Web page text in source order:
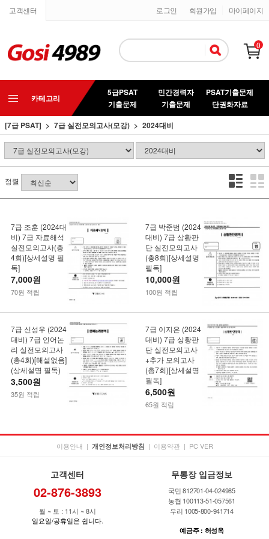
고객센터 마이페이지
회원가입
로그인
0
카테고리
5급PSAT
기출문제
민간경력자
기출문제
PSAT기출문제
단권화자료
[7급 PSAT]
7급 실전모의고사(모강) 2024대비
정렬
7급 조훈 (2024대
비) 7급 자료해석
실전모의고사(총
4회)[상세설명 필
독]
7,000원
70원 적립
7급 박준범 (2024
대비) 7급 상황판
단 실전모의고사
(총8회)[상세설명
필독]
10,000원
100원 적립
7급 신성우 (2024
대비) 7급 언어논
리 실전모의고사
(총4회)[해설없음]
(상세설명 필독)
3,500원
35원 적립
7급 이지은 (2024
대비) 7급 상황판
단 실전모의고사
+추가 모의고사
(총7회)[상세설명
필독]
6,500원
65원 적립
이용안내 | 개인정보처리방침 | 이용약관 | PC VER
고객센터
02-876-3893
월 ~ 토 : 11시 ~ 8시
일요일/공휴일은 쉽니다.
무통장 입금정보
국민 812701-04-024985
농협 100113-51-057561
우리 1005-800-941714
예금주 : 허성옥